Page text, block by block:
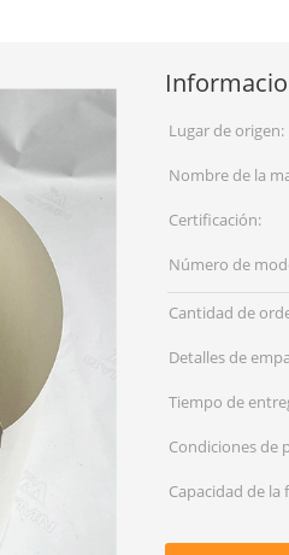
Lugar de origen:
Nombre de la
Certificación:
Número de
Cantidad de
Detalles de
Tiempo de
Condiciones de
Capacidad de la